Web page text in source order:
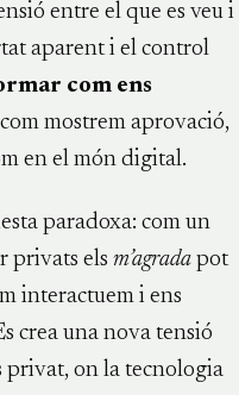
entre el que es veu i
aparent i el control
com ens
mostrem aprovació,
en el món digital.
paradoxa: com un
privats els m’agrada pot
interactuem i ens
crea una nova tensió
privat, on la tecnologia